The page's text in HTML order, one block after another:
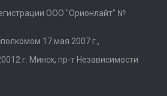
ООО "Орионлайт" №
17 мая 2007 г.,
г. Минск, пр-т Независимости